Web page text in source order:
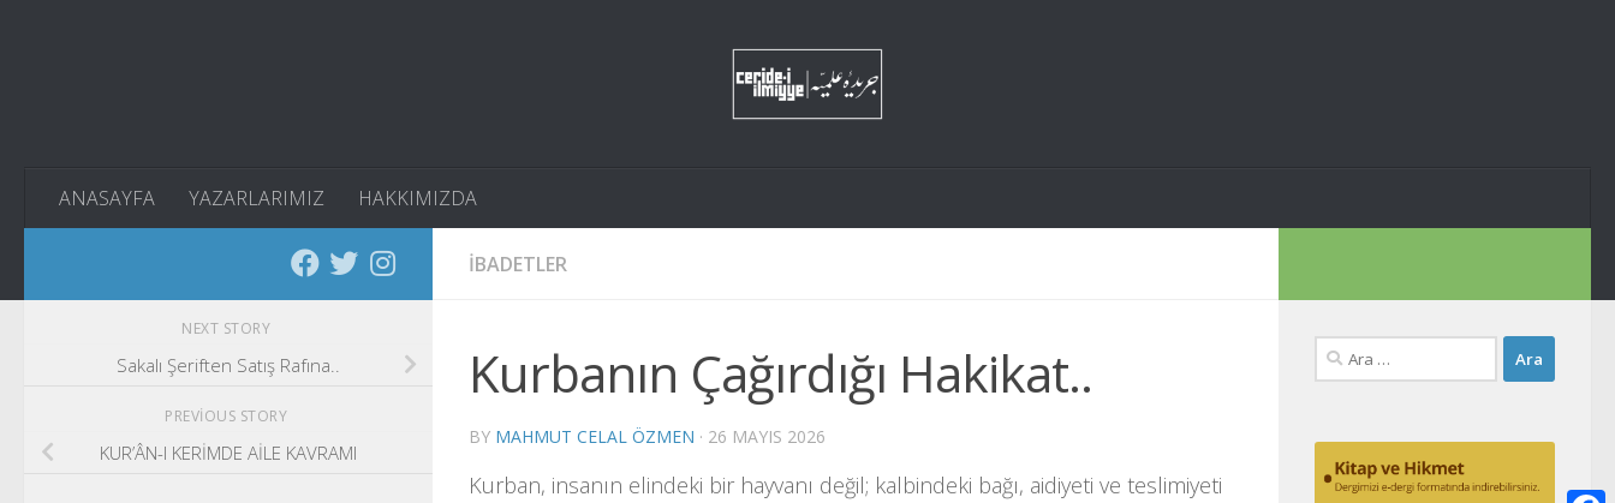
ANASAYFA YAZARLARIMIZ HAKKIMIZDA
İBADETLER
Kurbanın Çağırdığı Hakikat..
BY MAHMUT CELAL ÖZMEN · 26 MAYIS 2026
Kurban, insanın elindeki bir hayvanı değil; kalbindeki bağı, aidiyeti ve teslimiyeti
NEXT STORY
Sakalı Şeriften Satış Rafına..
PREVIOUS STORY
KUR’ÂN-I KERİMDE AİLE KAVRAMI
Arama: